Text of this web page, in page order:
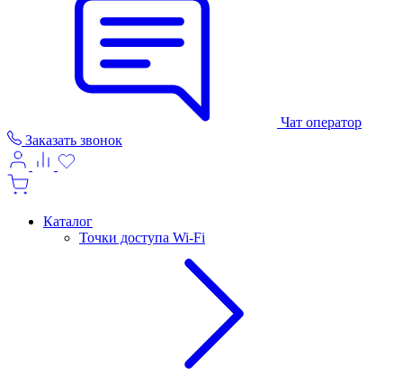
Чат оператор
Заказать звонок
Каталог
Точки доступа Wi-Fi